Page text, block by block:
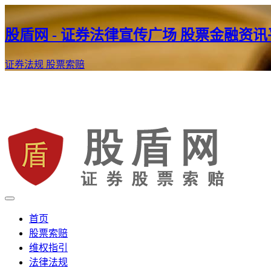
股盾网 - 证券法律宣传广场 股票金融资讯
证券法规 股票索赔
股盾网
证券股票维权网
首页
股票索赔
维权指引
法律法规